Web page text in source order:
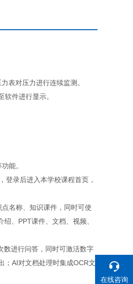
表对压力进行连续监测。
件进行显示。
能。
登录后进入本学校课程首页，
名称、知识课件，同时可使
、PPT课件、文档、视频、
数进行问答，同时可激活数字
；AI对文档处理时集成OCR文
在线咨询